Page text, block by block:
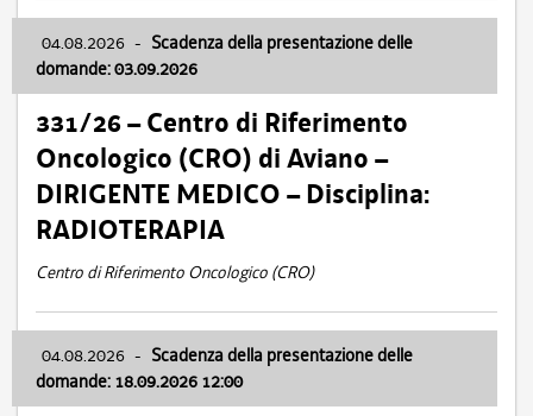
04.08.2026 - Scadenza della presentazione delle
domande: 03.09.2026
331/26 – Centro di Riferimento
Oncologico (CRO) di Aviano –
DIRIGENTE MEDICO – Disciplina:
RADIOTERAPIA
Centro di Riferimento Oncologico (CRO)
04.08.2026 - Scadenza della presentazione delle
domande: 18.09.2026 12:00